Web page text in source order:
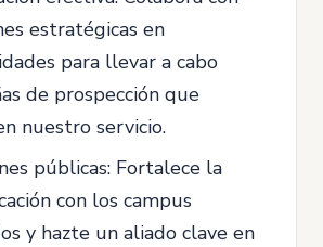
estratégicas en
para llevar a cabo
de prospección que
nuestro servicio.
públicas: Fortalece la
con los campus
y hazte un aliado clave en